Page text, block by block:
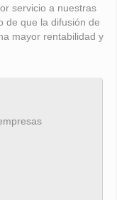
servicio a nuestras
de que la difusión de
mayor rentabilidad y